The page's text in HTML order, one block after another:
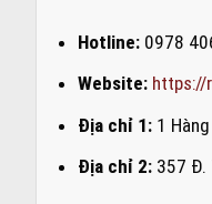
Hotline: 0978
Website: https://
Địa chỉ 1: 1
Địa chỉ 2: 357 Đ.